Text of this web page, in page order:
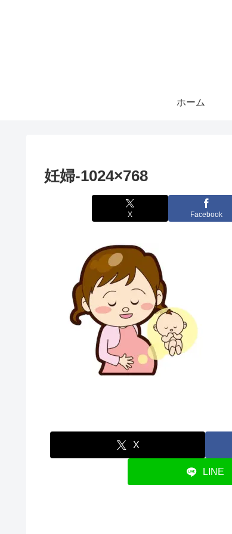
ホーム
妊婦-1024×768
X Facebook
X
LINE